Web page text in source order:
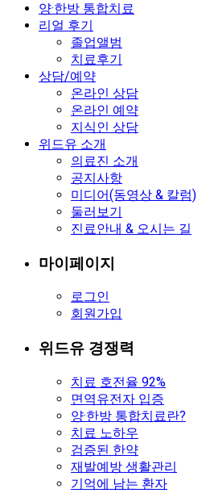
양·한방 통합치료
리얼 후기
졸업앨범
치료후기
상담/예약
온라인 상담
온라인 예약
지식인 상담
위드유 소개
의료진 소개
공지사항
미디어(동영상 & 칼럼)
둘러보기
진료안내 & 오시는 길
마이페이지
로그인
회원가입
위드유 경쟁력
치료 호전율 92%
면역유전자 입증
양·한방 통합치료란?
치료 노하우
검증된 한약
재발예방 생활관리
기억에 남는 환자